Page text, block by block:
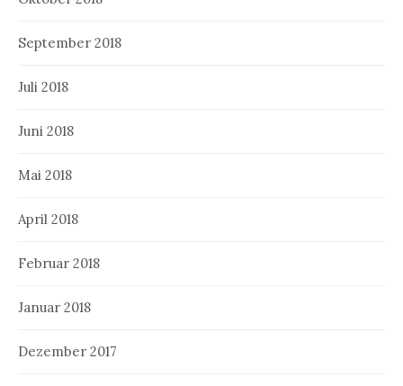
September 2018
Juli 2018
Juni 2018
Mai 2018
April 2018
Februar 2018
Januar 2018
Dezember 2017